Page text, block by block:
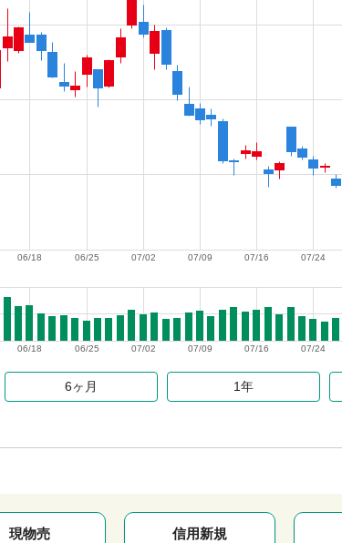
07/24
07/16
07/09
07/02
06/25
06/18
07/24
07/16
07/09
07/02
06/25
06/18
6ヶ月 1年
現物売 信用新規